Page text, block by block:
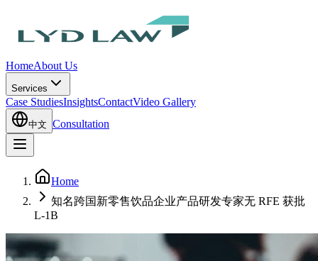
HomeAbout Us
Services
Case StudiesInsightsContactVideo Gallery
中文 Consultation
Home
知名跨国新零售饮品企业产品研发专家无 RFE 获批
L-1B